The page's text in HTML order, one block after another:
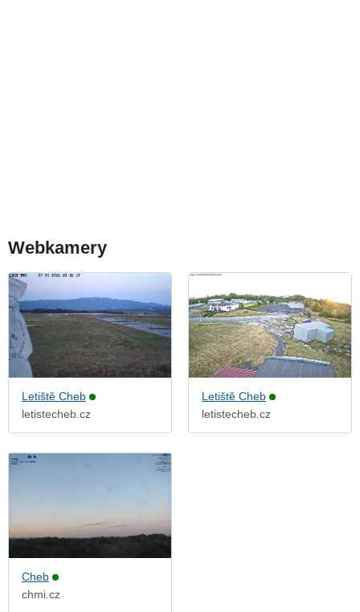
Webkamery
Letiště Cheb
letistecheb.cz
Letiště Cheb
letistecheb.cz
Cheb
chmi.cz